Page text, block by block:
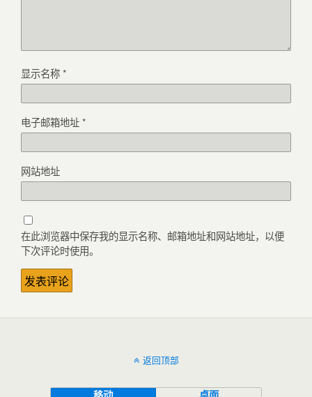
显示名称*
电子邮箱地址*
网站地址
在此浏览器中保存我的显示名称、邮箱地址和网站地址，以便
下次评论时使用。
返回顶部